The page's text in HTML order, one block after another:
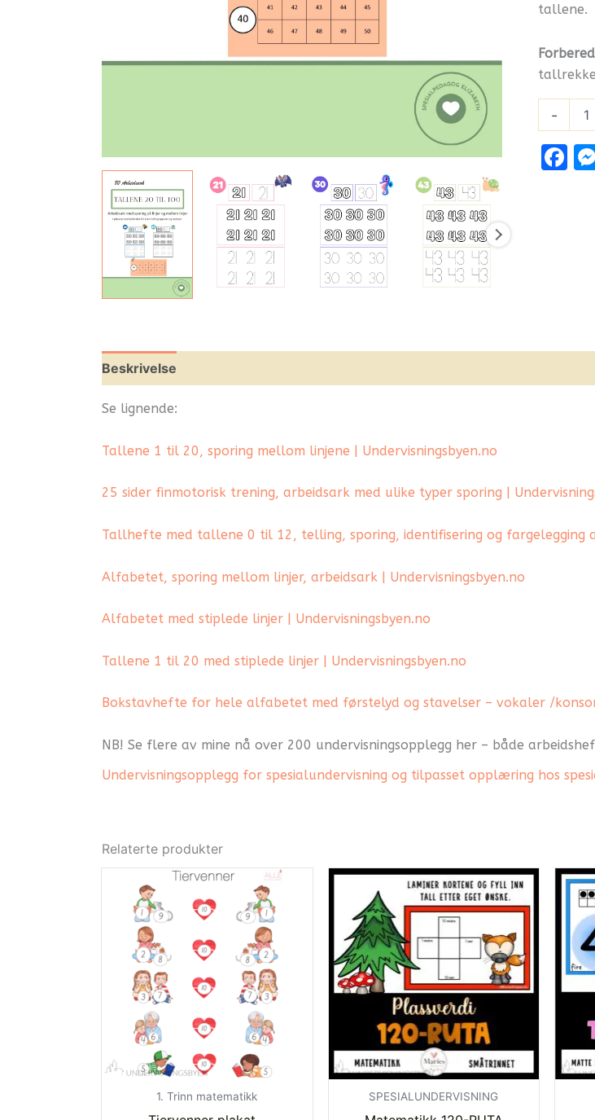
tallene.
-
Beskrivelse
Se lignende:
Tallene 1 til 20, sporing mellom linjene | Undervisningsbyen.no
25 sider finmotorisk trening, arbeidsark med ulike typer sporing |
Tallhefte med tallene 0 til 12, telling, sporing, identifisering og fargelegging
Alfabetet, sporing mellom linjer, arbeidsark | Undervisningsbyen.no
Alfabetet med stiplede linjer | Undervisningsbyen.no
Tallene 1 til 20 med stiplede linjer | Undervisningsbyen.no
Bokstavhefte for hele alfabetet med førstelyd og stavelser – vokaler /
NB! Se flere av mine nå over 200 undervisningsopplegg her – både
Undervisningsopplegg for spesialundervisning og tilpasset opplæring hos
Relaterte produkter
1. Trinn matematikk SPESIALUNDERVISNING